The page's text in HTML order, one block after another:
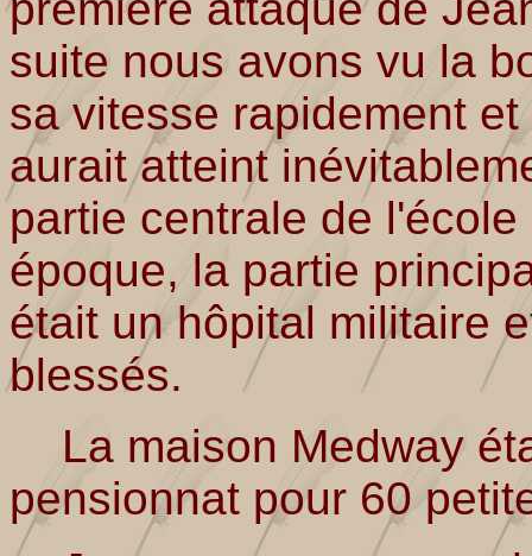
suite nous avons vu la
sa vitesse rapidement
aurait atteint
partie centrale de
époque, la partie
était un hôpital militaire
blessés.
La maison Medway
pensionnat pour 60